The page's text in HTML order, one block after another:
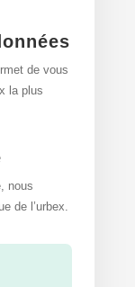
de vous
la plus
nous
de l’urbex.